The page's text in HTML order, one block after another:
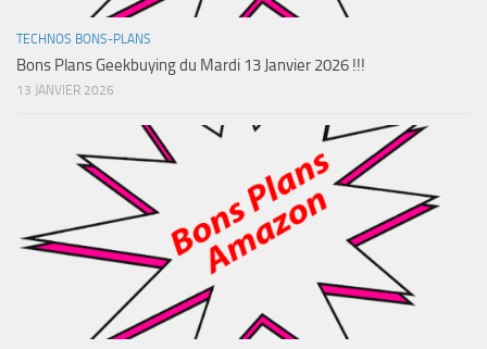
TECHNOS BONS-PLANS
Bons Plans Geekbuying du Mardi 13 Janvier 2026 !!!
13 JANVIER 2026